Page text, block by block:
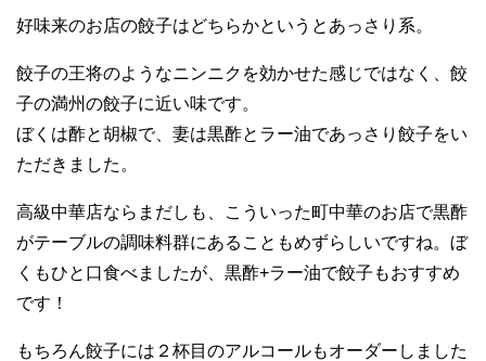
好味来のお店の餃子はどちらかというとあっさり系。
餃子の王将のようなニンニクを効かせた感じではなく、餃
子の満州の餃子に近い味です。
ぼくは酢と胡椒で、妻は黒酢とラー油であっさり餃子をい
ただきました。
高級中華店ならまだしも、こういった町中華のお店で黒酢
がテーブルの調味料群にあることもめずらしいですね。ぼ
くもひと口食べましたが、黒酢+ラー油で餃子もおすすめ
です！
もちろん餃子には２杯目のアルコールもオーダーしました